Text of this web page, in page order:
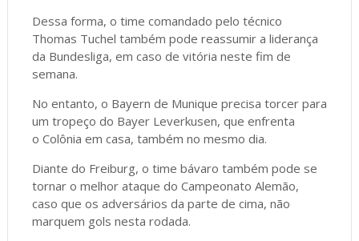
Dessa forma, o time comandado pelo técnico
Thomas Tuchel também pode reassumir a liderança
da Bundesliga, em caso de vitória neste fim de
semana.
No entanto, o Bayern de Munique precisa torcer para
um tropeço do Bayer Leverkusen, que enfrenta
o Colônia em casa, também no mesmo dia.
Diante do Freiburg, o time bávaro também pode se
tornar o melhor ataque do Campeonato Alemão,
caso que os adversários da parte de cima, não
marquem gols nesta rodada.